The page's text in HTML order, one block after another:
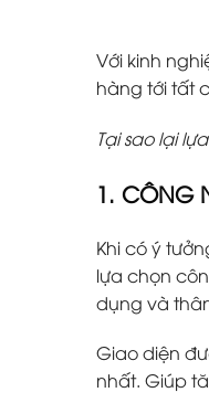
Với kinh
hàng tới tất
Tại sao lại
1. CÔNG
Khi có ý
lựa chọn
dụng và
Giao diện
nhất. Giúp